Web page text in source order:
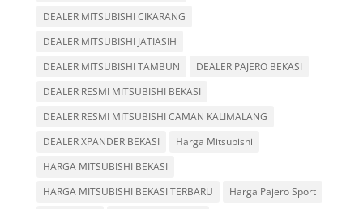
DEALER MITSUBISHI CIKARANG
DEALER MITSUBISHI JATIASIH
DEALER MITSUBISHI TAMBUN
DEALER PAJERO BEKASI
DEALER RESMI MITSUBISHI BEKASI
DEALER RESMI MITSUBISHI CAMAN KALIMALANG
DEALER XPANDER BEKASI
Harga Mitsubishi
HARGA MITSUBISHI BEKASI
HARGA MITSUBISHI BEKASI TERBARU
Harga Pajero Sport